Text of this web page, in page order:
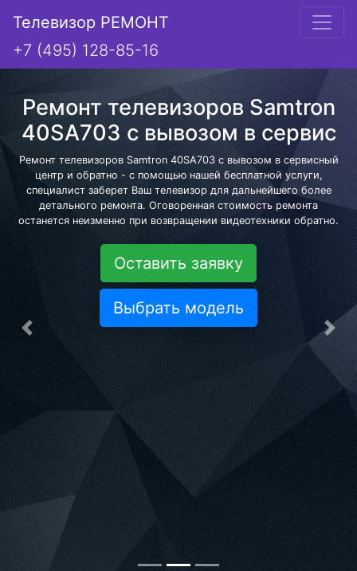
Телевизор РЕМОНТ
+7 (495) 128-85-16
Ремонт телевизоров Samtron
40SA703 с вывозом в сервис
Ремонт телевизоров Samtron 40SA703 с вывозом в сервисный
центр и обратно - с помощью нашей бесплатной услуги,
специалист заберет Ваш телевизор для дальнейшего более
детального ремонта. Оговоренная стоимость ремонта
останется неизменно при возвращении видеотехники обратно.
Оставить заявку
Выбрать модель
Предыдущая